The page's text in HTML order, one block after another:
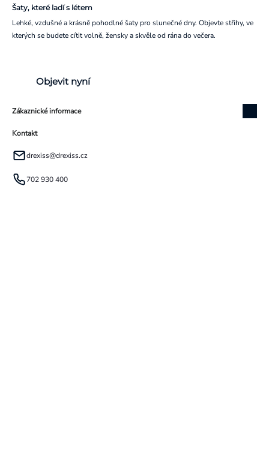
Šaty, které ladí s létem
Lehké, vzdušné a krásně pohodlné šaty pro slunečné dny. Objevte střihy, ve
kterých se budete cítit volně, žensky a skvěle od rána do večera.
Objevit nyní
Zákaznické informace
Kontakt
drexiss@drexiss.cz
702 930 400